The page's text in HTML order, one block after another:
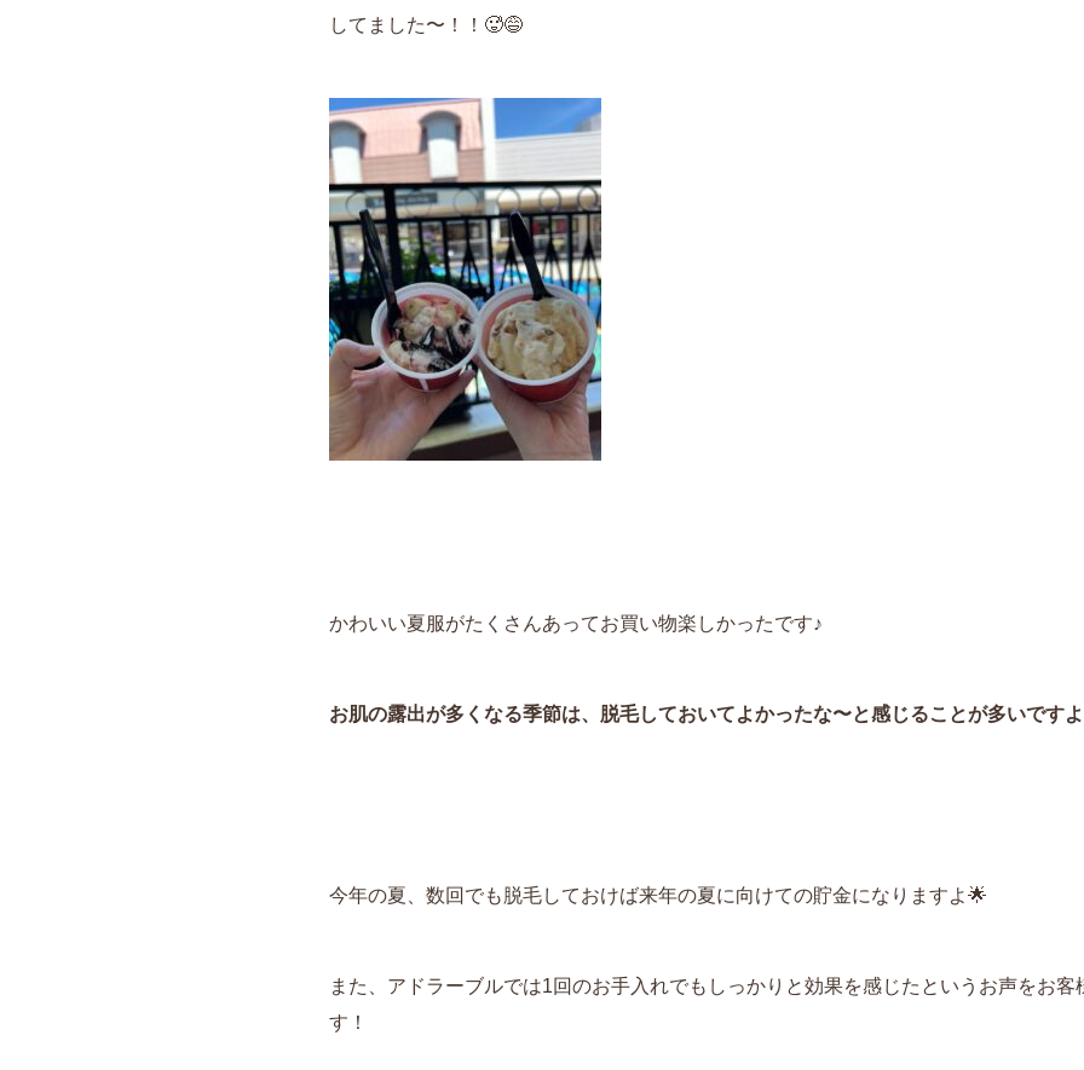
してました〜！！🥵😅
かわいい夏服がたくさんあってお買い物楽しかったです♪
お肌の露出が多くなる季節は、脱毛しておいてよかったな〜と感じることが多いです
今年の夏、数回でも脱毛しておけば来年の夏に向けての貯金になりますよ🌟
また、アドラーブルでは1回のお手入れでもしっかりと効果を感じたというお声をお客
す！